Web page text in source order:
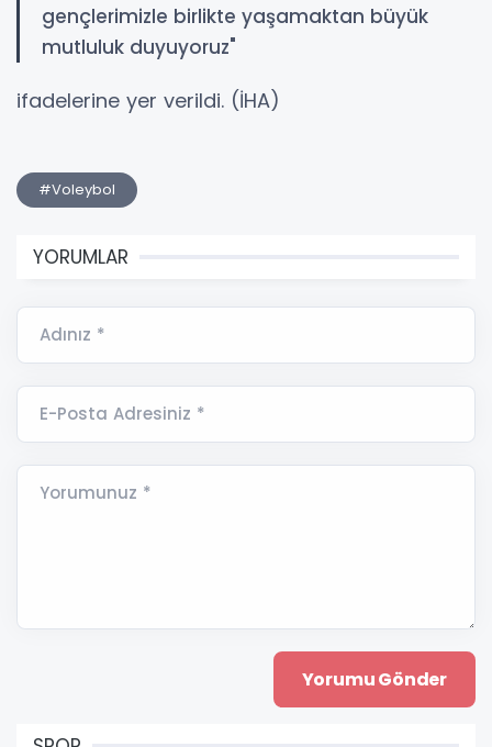
gençlerimizle birlikte yaşamaktan büyük
mutluluk duyuyoruz"
ifadelerine yer verildi. (İHA)
#Voleybol
YORUMLAR
Adınız *
E-Posta Adresiniz *
Yorumunuz *